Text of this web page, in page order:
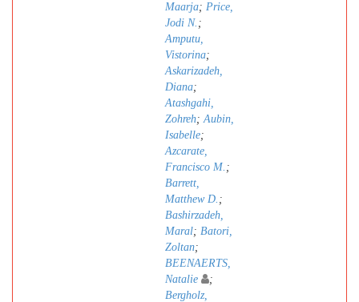
Maarja; Price,
Jodi N. ;
Amputu,
Vistorina;
Askarizadeh,
Diana;
Atashgahi,
Zohreh;Aubin,
Isabelle;
Azcarate,
Francisco M. ;
Barrett,
Matthew D. ;
Bashirzadeh,
Maral; Batori,
Zoltan;
BEENAERTS,
Natalie
;
Bergholz,